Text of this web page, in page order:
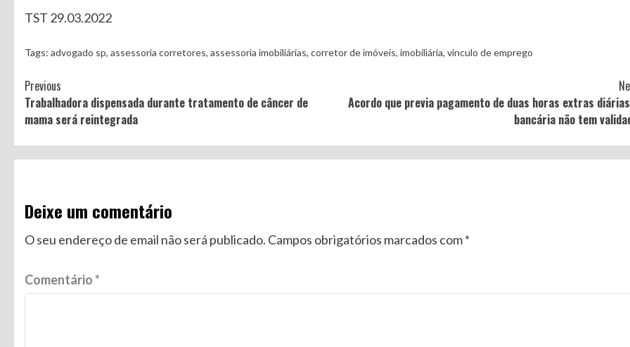
TST 29.03.2022
Tags: advogado sp, assessoria corretores, assessoria imobiliárias, corretor de imóveis, imobiliária, vínculo de emprego
Continue
Reading
Previous
Trabalhadora dispensada durante tratamento de câncer de
mama será reintegrada
Acordo que previa pagamento de duas horas extras
bancária não tem
Deixe um comentário
O seu endereço de email não será publicado. Campos obrigatórios marcados com*
Comentário*